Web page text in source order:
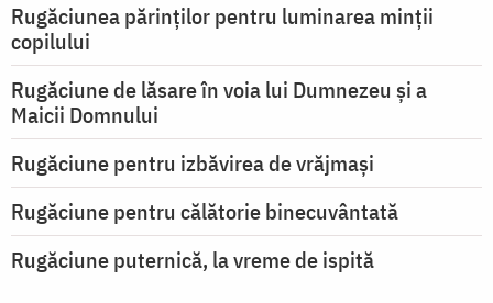
Rugăciunea părinților pentru luminarea minţii
copilului
Rugăciune de lăsare în voia lui Dumnezeu şi a
Maicii Domnului
Rugăciune pentru izbăvirea de vrăjmași
Rugăciune pentru călătorie binecuvântată
Rugăciune puternică, la vreme de ispită